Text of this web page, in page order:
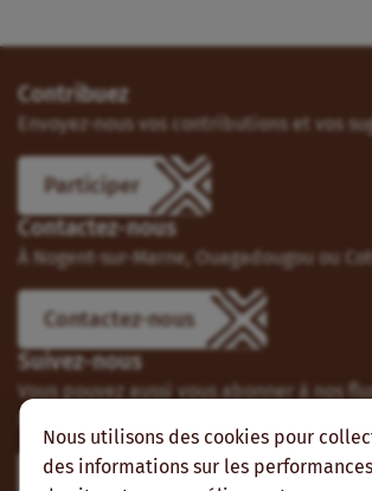
Nous utilisons des cookies pour
des informations sur les
Contribuez
Envoyez-nous vos contributions et vos
Participer
Contactez-nous
À Nogent-sur-Marne, Ouagadougou ou
Contactez-nous
Suivez-nous
Vous pouvez aussi vous abonner à nos